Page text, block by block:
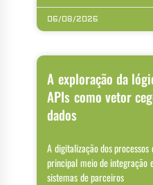
06/08/2026
A exploração da
APIs como vetor
dados
A digitalização dos processos
principal meio de integração
sistemas de parceiros